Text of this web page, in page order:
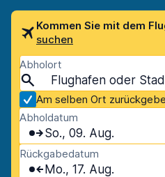
Kommen Sie mit dem
suchen
Abholort
Am selben Ort
Abholdatum
So., 09. Aug.
Rückgabedatum
Mo., 17. Aug.